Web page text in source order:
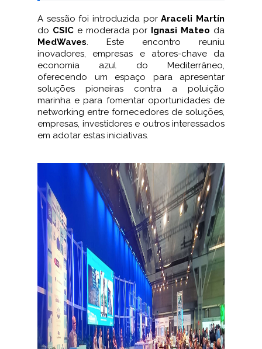
A sessão foi introduzida porAraceli Martín
do CSICe moderada por Ignasi Mateo da
MedWaves. Este encontro reuniu
inovadores, empresas e atores-chave da
economia azul do Mediterrâneo,
oferecendo um espaço para apresentar
soluções pioneiras contra a poluição
marinha e para fomentar oportunidades de
networking entre fornecedores de soluções,
empresas, investidores e outros interessados
em adotar estas iniciativas.